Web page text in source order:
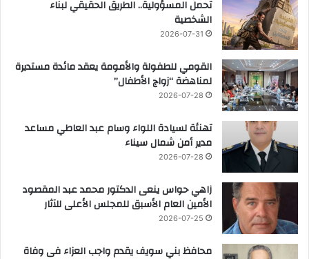
تحمل المسؤولية.. الطريق الحقيقي لبناء
الشخصية
2026-07-31
القومي للطفولة والأمومة يعقد مائدة مستديرة
لمناهضة “زواج الأطفال”
2026-07-28
تهنئة لسيادة اللواء وسام عبد العاطي مساعد
مدير أمن شمال سيناء
2026-07-28
زاهي حواس ينعى الدكتور محمد عبد المقصود
الأمين العام الأسبق للمجلس الأعلى للآثار
2026-07-25
محافظ بني سويف يقدم واجب العزاء فى وفاة